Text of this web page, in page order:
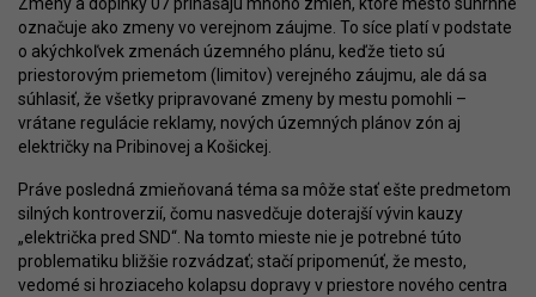
označuje ako zmeny vo verejnom záujme. To síce platí v podstate
o akýchkoľvek zmenách územného plánu, keďže tieto sú
priestorovým priemetom (limitov) verejného záujmu, ale dá sa
súhlasiť, že všetky pripravované zmeny by mestu pomohli –
vrátane regulácie reklamy, nových územných plánov zón aj
električky na Pribinovej a Košickej.
Práve posledná zmieňovaná téma sa môže stať ešte predmetom
silných kontroverzií, čomu nasvedčuje doterajší vývin kauzy
„električka pred SND“. Na tomto mieste nie je potrebné túto
problematiku bližšie rozvádzať; stačí pripomenúť, že mesto,
vedomé si hroziaceho kolapsu dopravy v priestore nového centra